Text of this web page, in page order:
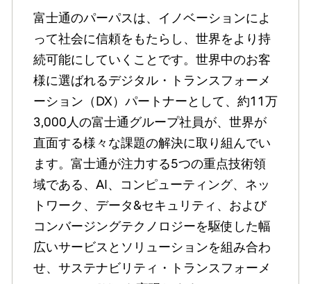
富士通のパーパスは、イノベーションによ
って社会に信頼をもたらし、世界をより持
続可能にしていくことです。世界中のお客
様に選ばれるデジタル・トランスフォーメ
ーション（DX）パートナーとして、約11万
3,000人の富士通グループ社員が、世界が
直面する様々な課題の解決に取り組んでい
ます。富士通が注力する5つの重点技術領
域である、AI、コンピューティング、ネッ
トワーク、データ&セキュリティ、および
コンバージングテクノロジーを駆使した幅
広いサービスとソリューションを組み合わ
せ、サステナビリティ・トランスフォーメ